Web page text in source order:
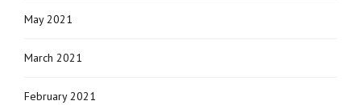
May 2021
March 2021
February 2021